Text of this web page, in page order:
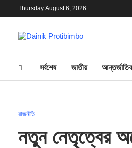
Thursday, August 6, 2026
সর্বশেষ জাতীয়
রাজনীতি
নতুন নেতৃত্বের